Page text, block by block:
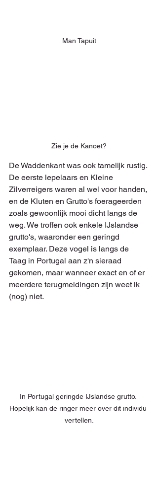
Man Tapuit
Zie je de Kanoet?
De Waddenkant was ook tamelijk rustig.
De eerste lepelaars en Kleine
Zilverreigers waren al wel voor handen,
en de Kluten en Grutto's foerageerden
zoals gewoonlijk mooi dicht langs de
weg. We troffen ook enkele IJslandse
grutto's, waaronder een geringd
exemplaar. Deze vogel is langs de
Taag in Portugal aan z'n sieraad
gekomen, maar wanneer exact en of er
meerdere terugmeldingen zijn weet ik
(nog) niet.
In Portugal geringde IJslandse grutto.
Hopelijk kan de ringer meer over dit individu
vertellen.